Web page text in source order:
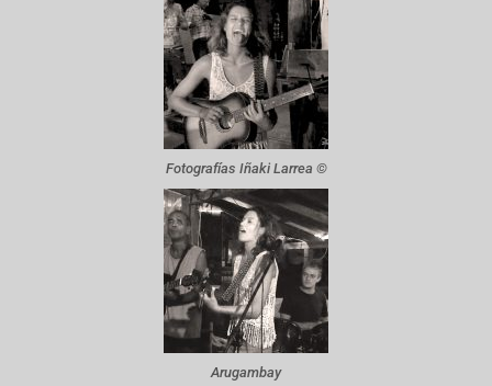
Fotografías Iñaki Larrea ©
Arugambay